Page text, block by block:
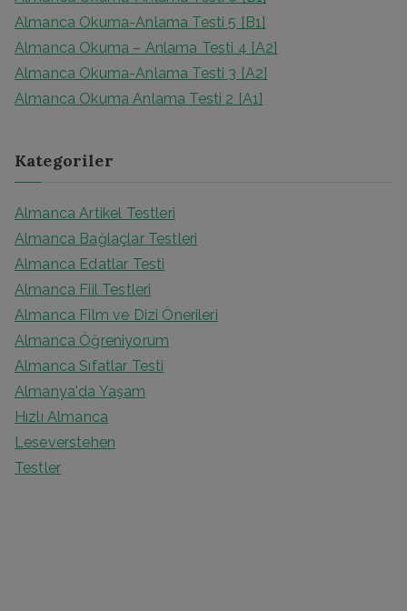
Almanca Okuma-Anlama Testi 5 [B1]
Almanca Okuma – Anlama Testi 4 [A2]
Almanca Okuma-Anlama Testi 3 [A2]
Almanca Okuma Anlama Testi 2 [A1]
Kategoriler
Almanca Artikel Testleri
Almanca Bağlaçlar Testleri
Almanca Edatlar Testi
Almanca Fiil Testleri
Almanca Film ve Dizi Önerileri
Almanca Öğreniyorum
Almanca Sıfatlar Testi
Almanya'da Yaşam
Hızlı Almanca
Leseverstehen
Testler